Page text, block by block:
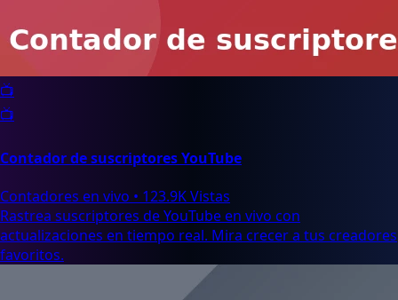
📺
📺
Contador de suscriptores YouTube
Contadores en vivo • 123.9K Vistas
Rastrea suscriptores de YouTube en vivo con
actualizaciones en tiempo real. Mira crecer a tus creadores
favoritos.